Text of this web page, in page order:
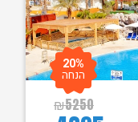
₪5250
20%
הנחה